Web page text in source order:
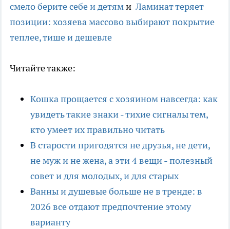
смело берите себе и детями Ламинат теряет
позиции: хозяева массово выбирают покрытие
теплее, тише и дешевле
Читайте также:
Кошка прощается с хозяином навсегда: как
увидеть такие знаки - тихие сигналы тем,
кто умеет их правильно читать
В старости пригодятся не друзья, не дети,
не муж и не жена, а эти 4 вещи - полезный
совет и для молодых, и для старых
Ванны и душевые больше не в тренде: в
2026 все отдают предпочтение этому
варианту